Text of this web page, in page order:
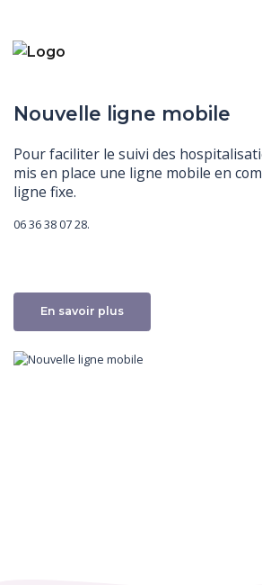
Nouvelle ligne mobile
Pour faciliter le suivi des
mis en place une ligne mobile en
ligne fixe.
06 36 38 07 28.
En savoir plus